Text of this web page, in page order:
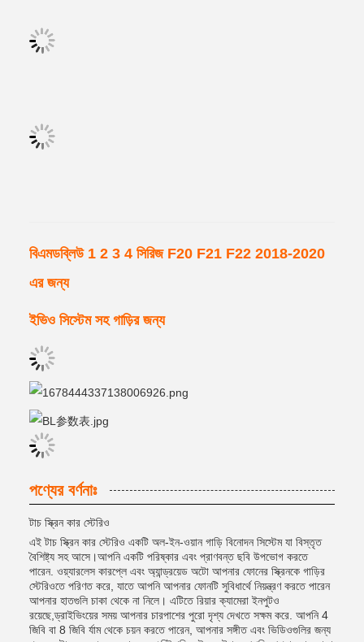
বিএমডব্লিউ 1 2 3 4 সিরিজ F20 F21 F22 2018-2020
এর জন্য
ইভিও সিস্টেম সহ গাড়ির জন্য
পণ্যের বর্ণনাঃ
টাচ স্ক্রিন কার স্টেরিও
এই টাচ স্ক্রিন কার স্টেরিও একটি অল-ইন-ওয়ান গাড়ি বিনোদন সিস্টেম যা বিস্তৃত
বৈশিষ্ট্য সহ আসে।আপনি একটি পরিষ্কার এবং প্রাণবন্ত ছবি উপভোগ করতে
পারেন. ওয়্যারলেস কারপ্লে এবং অ্যান্ড্রয়েড অটো আপনার ফোনের স্ক্রিনকে গাড়ির
স্টেরিওতে পরিণত করে, যাতে আপনি আপনার ফোনটি সুবিধার্থে নিয়ন্ত্রণ করতে পারেন
আপনার হাতগুলি চাকা থেকে না নিলে। এটিতে রিয়ার ক্যামেরা ইনপুটও
রয়েছে,ড্রাইভিংয়ের সময় আপনার চারপাশের পুরো দৃশ্য দেখতে সক্ষম করে. আপনি 4
জিবি বা 8 জিবি র্যাম থেকে চয়ন করতে পারেন, আপনার সঙ্গীত এবং ভিডিওগুলির জন্য